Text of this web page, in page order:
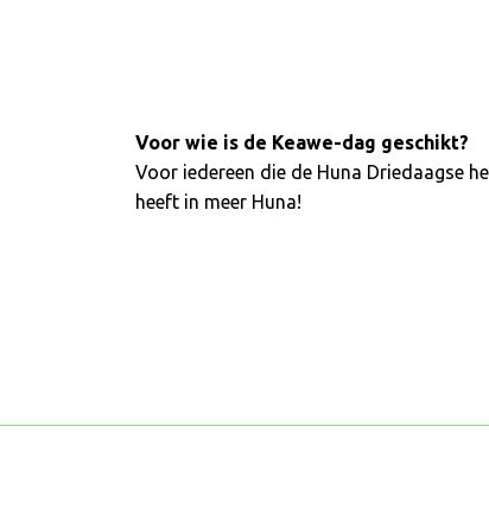
Voor wie is de Keawe-dag geschikt?
Voor iedereen die de Huna Driedaagse
heeft in meer Huna!